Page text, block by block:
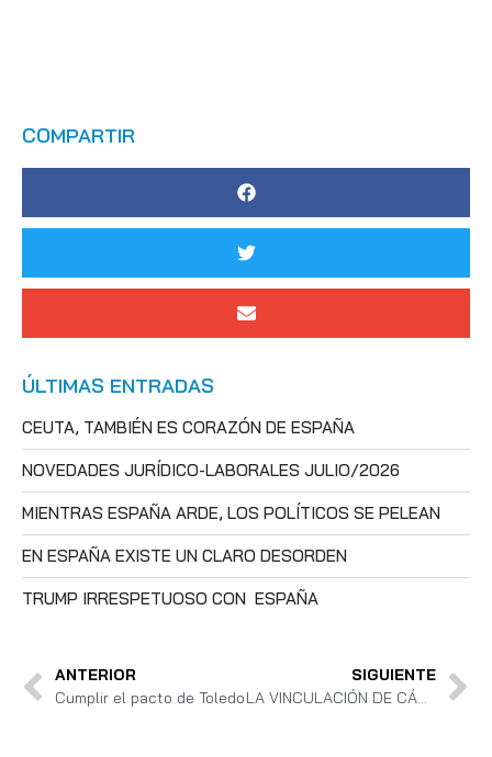
COMPARTIR
ÚLTIMAS ENTRADAS
CEUTA, TAMBIÉN ES CORAZÓN DE ESPAÑA
NOVEDADES JURÍDICO-LABORALES JULIO/2026
MIENTRAS ESPAÑA ARDE, LOS POLÍTICOS SE PELEAN
EN ESPAÑA EXISTE UN CLARO DESORDEN
TRUMP IRRESPETUOSO CON ESPAÑA
ANTERIOR
Cumplir el pacto de Toledo
SIGUIENTE
LA VINCULACIÓN DE CÁDIZ CON LA JUSTICIA